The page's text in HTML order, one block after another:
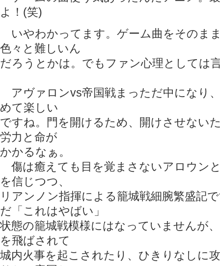
よ！(笑)
いやわかってます。ゲーム曲をそのま
色々と難しいん
だろうとかは。でもファン心理としては
アヴァロンvs帝国戦まっただ中になり
めて楽しい
ですね。門を開けるため、開けさせない
労力と命が
かかるなぁ。
傷は癒えても目を覚まさないアロウン
を信じつつ、
リアンノン指揮による籠城戦細腕繁盛記
だ「これはやばい」
状態の籠城戦模様にはなっていませんが
を飛ばされて
城内火事を起こされたり、ひきりなしに